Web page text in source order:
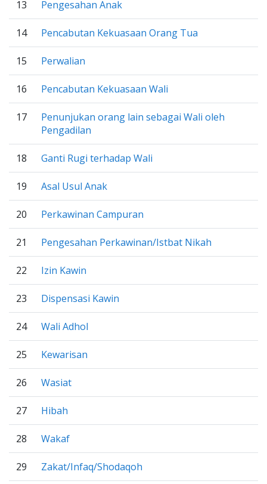
13 Pengesahan Anak
14 Pencabutan Kekuasaan Orang Tua
15 Perwalian
16 Pencabutan Kekuasaan Wali
17
Penunjukan orang lain sebagai Wali oleh
Pengadilan
18 Ganti Rugi terhadap Wali
19 Asal Usul Anak
20 Perkawinan Campuran
21 Pengesahan Perkawinan/Istbat Nikah
22 Izin Kawin
23 Dispensasi Kawin
24 Wali Adhol
25 Kewarisan
26 Wasiat
27 Hibah
28 Wakaf
29 Zakat/Infaq/Shodaqoh